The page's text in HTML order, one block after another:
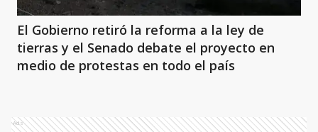
El Gobierno retiró la reforma a la ley de
tierras y el Senado debate el proyecto en
medio de protestas en todo el país
Ads